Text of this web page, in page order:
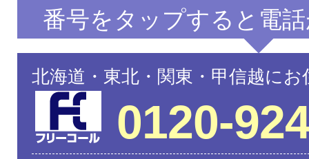
番号をタップすると電
北海道・東北・関東・甲信越に
0120-